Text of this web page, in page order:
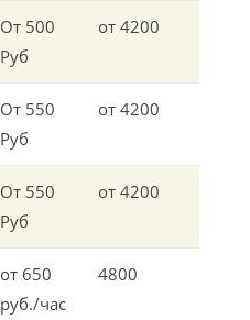
От 500
Руб
от 4200
От 550
Руб
от 4200
От 550
Руб
от 4200
от 650
руб./час
4800